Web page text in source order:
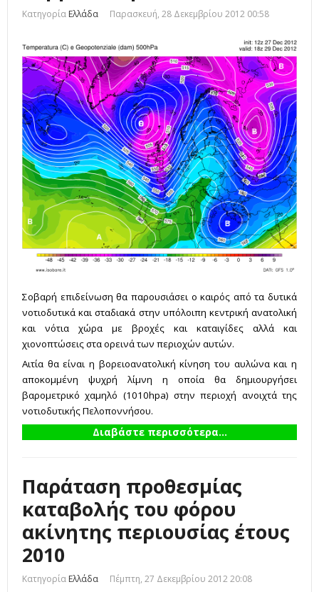
Κατηγορία Ελλάδα Παρασκευή, 28 Δεκεμβρίου 2012 00:58
Σοβαρή επιδείνωση θα παρουσιάσει ο καιρός από τα δυτικά
νοτιοδυτικά και σταδιακά στην υπόλοιπη κεντρική ανατολική
και νότια χώρα με βροχές και καταιγίδες αλλά και
χιονοπτώσεις στα ορεινά των περιοχών αυτών.
Αιτία θα είναι η βορειοανατολική κίνηση του αυλώνα και η
αποκομμένη ψυχρή λίμνη η οποία θα δημιουργήσει
βαρομετρικό χαμηλό (1010hpa) στην περιοχή ανοιχτά της
νοτιοδυτικής Πελοποννήσου.
Διαβάστε περισσότερα...
Παράταση προθεσμίας
καταβολής του φόρου
ακίνητης περιουσίας έτους
2010
Κατηγορία Ελλάδα Πέμπτη, 27 Δεκεμβρίου 2012 20:08